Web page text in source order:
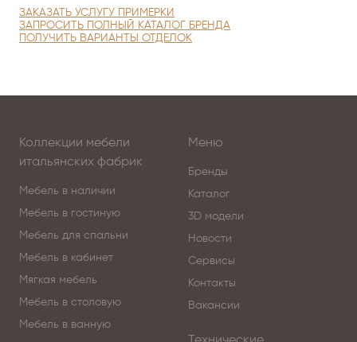
ЗАКАЗАТЬ УСЛУГУ ПРИМЕРКИ
ЗАПРОСИТЬ ПОЛНЫЙ КАТАЛОГ БРЕНДА
ПОЛУЧИТЬ ВАРИАНТЫ ОТДЕЛОК
Коллекции мебели
итальянских фабрик
Мебель в наличии
Мебель в гостиную
Мебель для спальни
Мебель в кабинет
Мягкая мебель
Мебель в столовую
Мебель в ванную
Меню
Бренды
Каталог
3D модели
Новости
Сервисы
Контакты
Вакансии